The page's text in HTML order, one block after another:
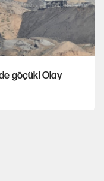
göçük! Olay